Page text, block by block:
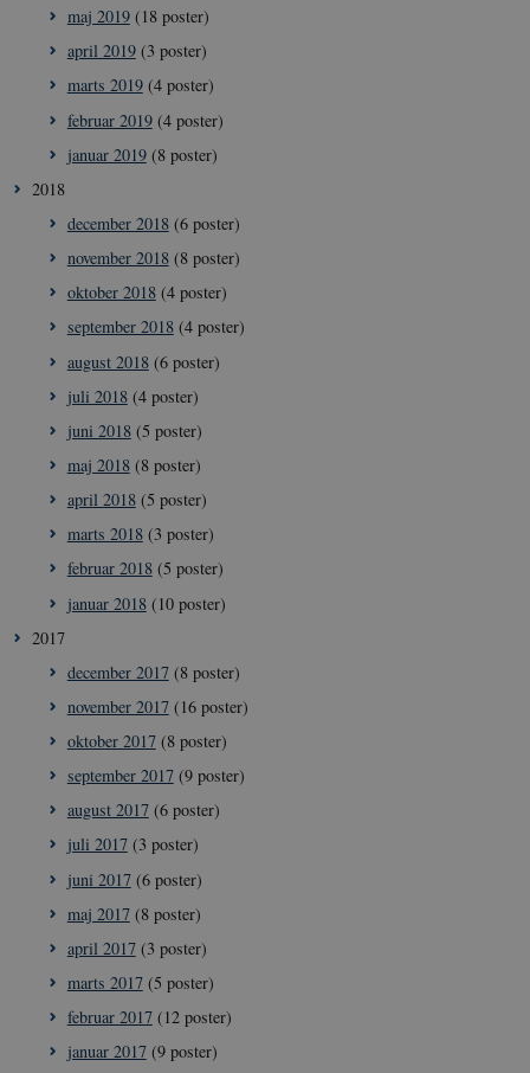
maj 2019(18 poster)
april 2019(3 poster)
marts 2019(4 poster)
februar 2019(4 poster)
januar 2019(8 poster)
2018
december 2018(6 poster)
november 2018(8 poster)
oktober 2018(4 poster)
september 2018(4 poster)
august 2018(6 poster)
juli 2018(4 poster)
juni 2018(5 poster)
maj 2018(8 poster)
april 2018(5 poster)
marts 2018(3 poster)
februar 2018(5 poster)
januar 2018(10 poster)
2017
december 2017(8 poster)
november 2017(16 poster)
oktober 2017(8 poster)
september 2017(9 poster)
august 2017(6 poster)
juli 2017(3 poster)
juni 2017(6 poster)
maj 2017(8 poster)
april 2017(3 poster)
marts 2017(5 poster)
februar 2017(12 poster)
januar 2017(9 poster)
Nødvendige cookies hjælper med at gøre
hjemmesiden brugbar ved at aktivere nogle
grundlæggende funktioner som navigation mm.
__cf_bm
typo3nonce_uOhyiEDPI1K_SmLRNTS49Q
__Secure-typo3nonce_ky-